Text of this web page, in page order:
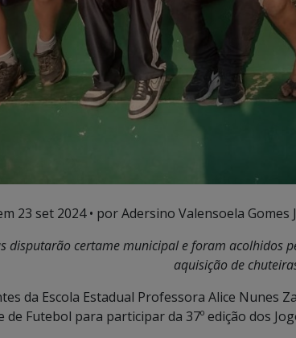
23 set 2024• por Adersino Valensoela Gomes
disputarão certame municipal e foram acolhidos
aquisição de
da Escola Estadual Professora Alice Nunes
de Futebol para participar da 37º edição dos